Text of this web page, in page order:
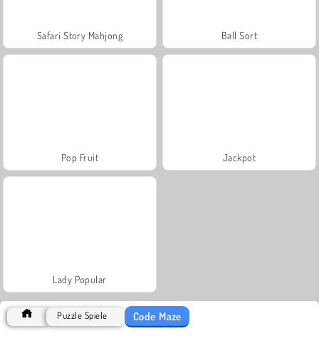
Safari Story Mahjong Ball Sort
Pop Fruit Jackpot
Lady Popular
Puzzle Spiele Code Maze